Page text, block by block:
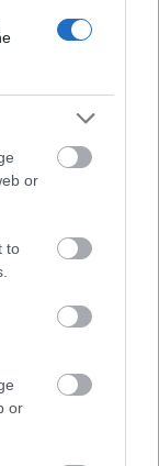
or
to
or